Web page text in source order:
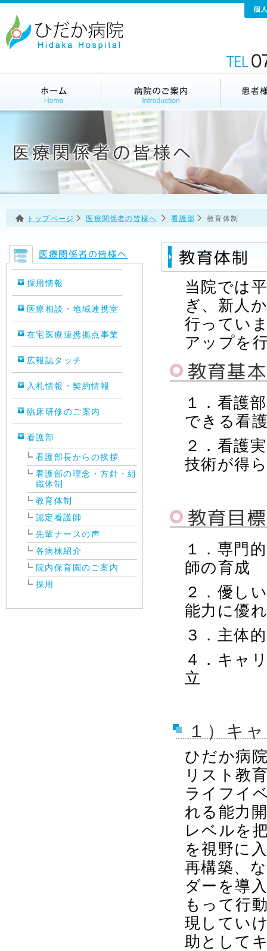
トップページ 医療関係者の皆様へ 看護部 教育体制
教育体制
当院では
ぎ、新人
行ってい
アップを
教育基
１．看護
できる看
２．看護
技術が得
教育目標
１．専門
師の育成
２．優し
能力に優
３．主体
４．キャ
立
１）キ
ひだか病
リスト教
ライフイ
れる能力
レベルを
を視野に
再構築、
ダーを導
もって行
現してい
助として
医療関係者の皆様へ
採用情報
医療相談・地域連携室
在宅医療連携拠点事業
広報誌タッチ
入札情報・契約情報
臨床研修のご案内
看護部
看護部長からの挨拶
看護部の理念・方針・組
織体制
教育体制
認定看護師
先輩ナースの声
各病棟紹介
院内保育園のご案内
採用